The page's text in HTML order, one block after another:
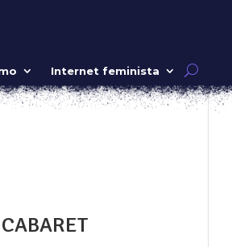
Internet feminista
suceda, quedas